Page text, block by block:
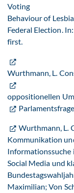
Voting
Behaviour of
Federal Election.
first.
Wurthmann, L.
oppositionellen
Wurthmann, L.
Kommunikation
Informationssuche
Social Media und
Maximilian; Von